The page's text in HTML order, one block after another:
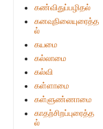
கண்விதுப்பழிதல்
கனவுநிலையுரைத்த
ல்
கயமை
கல்லாமை
கல்வி
கள்ளாமை
கள்ளுண்ணாமை
காதற்சிறப்புரைத்த
ல்